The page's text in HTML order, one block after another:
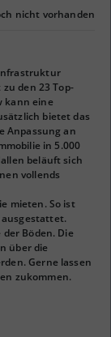
nicht vorhanden
den 23 Top-
kann eine
bietet das
Anpassung an
in 5.000
beläuft sich
vollends
mieten. So ist
ausgestattet.
Böden. Die
über die
Gerne lassen
zukommen.